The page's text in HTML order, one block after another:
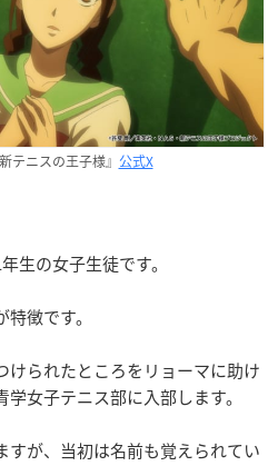
テニスの王子様』 公式X
生の女子生徒です。
徴です。
けられたところをリョーマに助け
女子テニス部に入部します。
すが、当初は名前も覚えられてい